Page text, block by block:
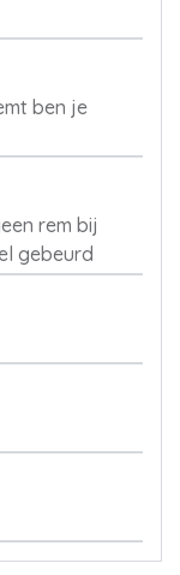
ben je
rem bij
gebeurd